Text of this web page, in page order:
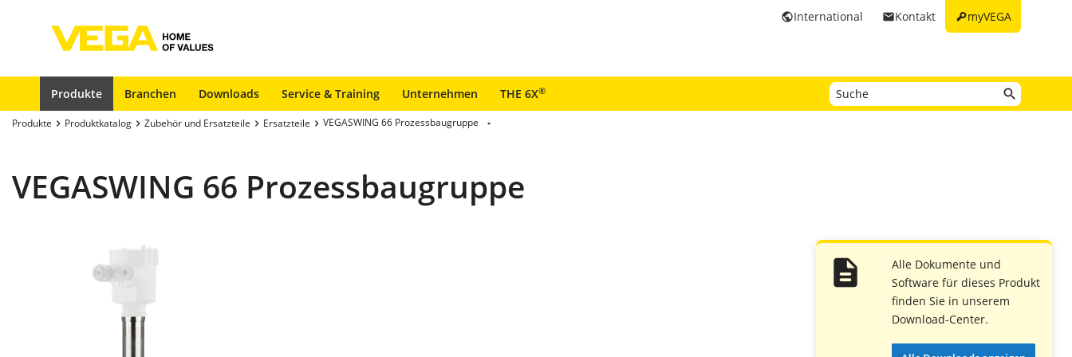
keymyVEGA
emailKontakt
publicInternational
Produkte Branchen Downloads Service & Training Unternehmen THE 6X®
Produkte Produktkatalog Zubehör und Ersatzteile Ersatzteile VEGASWING 66 Prozessbaugruppe
VEGASWING 66 Prozessbaugruppe
Alle Dokumente und
Software für dieses Produkt
finden Sie in unserem
Download-Center.